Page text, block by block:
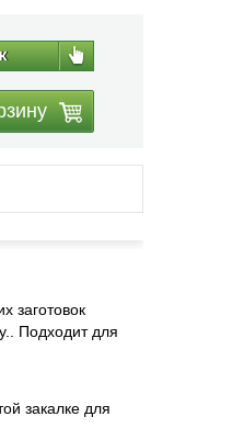
заготовок
Подходит для
закалке для